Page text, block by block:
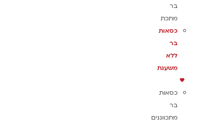
בר
מתכת
כסאות
בר
ללא
משענת
כסאות
בר
מתכווננים